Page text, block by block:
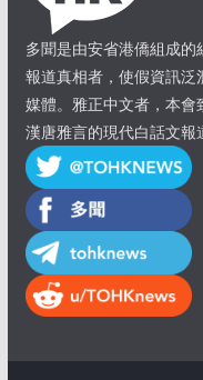
多聞是由安省港僑組成的
報道真相者，使假資訊
媒體。雅正中文者，本
漢唐雅言的現代白話文報